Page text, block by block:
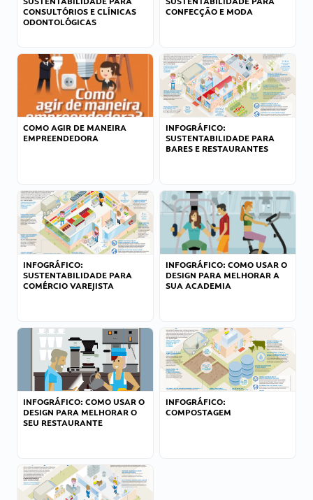
CONSULTÓRIOS E CLÍNICAS
ODONTOLÓGICAS
CONFECÇÃO E MODA
COMO AGIR DE MANEIRA
EMPREENDEDORA
INFOGRÁFICO:
SUSTENTABILIDADE PARA
BARES E RESTAURANTES
INFOGRÁFICO:
SUSTENTABILIDADE PARA
COMÉRCIO VAREJISTA
INFOGRÁFICO: COMO USAR O
DESIGN PARA MELHORAR A
SUA ACADEMIA
INFOGRÁFICO: COMO USAR O
DESIGN PARA MELHORAR O
SEU RESTAURANTE
INFOGRÁFICO:
COMPOSTAGEM